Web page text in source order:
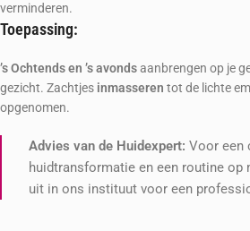
verminderen.
Toepassing:
’s Ochtends en ’s avondsaanbrengen op je
gezicht. Zachtjes inmasseren tot de lichte
opgenomen.
Advies van de Huidexpert: Voor een
huidtransformatie en een routine op
uit in ons instituut voor een